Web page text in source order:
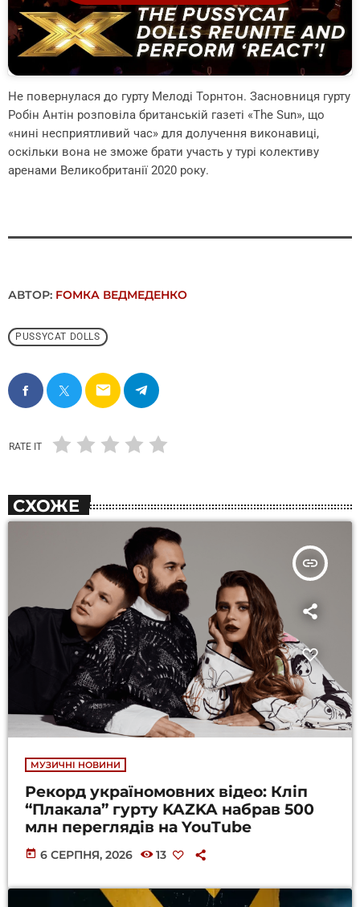
Не повернулася до гурту Мелоді Торнтон. Засновниця гурту
Робін Антін розповіла британській газеті «The Sun», що
«нині несприятливий час» для долучення виконавиці,
оскільки вона не зможе брати участь у турі колективу
аренами Великобританії 2020 року.
АВТОР: FОMКА ВЕДМЕДЕНКО
PUSSYCAT DOLLS
email
RATE IT
СХОЖЕ
insert_link
МУЗИЧНІ НОВИНИ
Рекорд україномовних відео: Кліп
“Плакала” гурту KAZKA набрав 500
млн переглядів на YouTube
today 6 СЕРПНЯ, 2026 13